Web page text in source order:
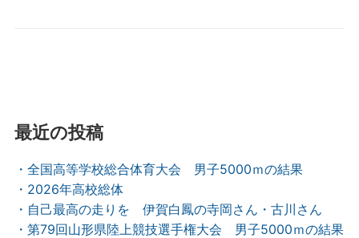
最近の投稿
・全国高等学校総合体育大会 男子5000ｍの結果
・2026年高校総体
・自己最高の走りを 伊賀白鳳の寺岡さん・古川さん
・第79回山形県陸上競技選手権大会 男子5000ｍの結果